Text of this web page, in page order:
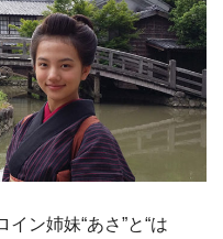
ン姉妹“あさ”と“は